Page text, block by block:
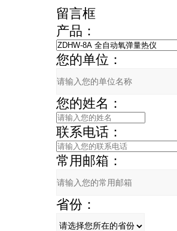
留言框
产品：
您的单位：
您的姓名：
联系电话：
常用邮箱：
省份：